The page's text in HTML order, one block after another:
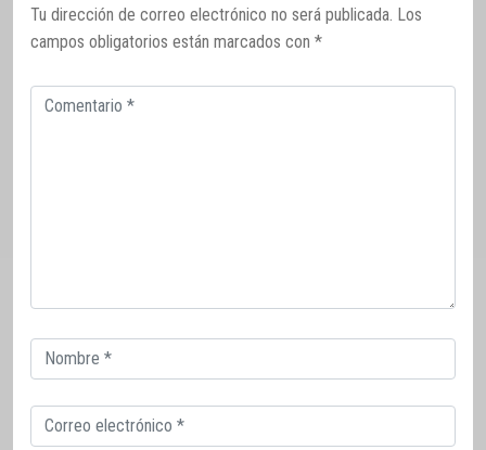
Tu dirección de correo electrónico no será publicada. Los
campos obligatorios están marcados con *
Comentario
Correo
electrónico
Correo
electrónico